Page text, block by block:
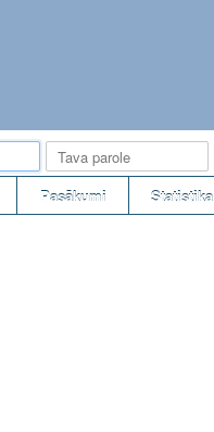
Pasākumi Statistika